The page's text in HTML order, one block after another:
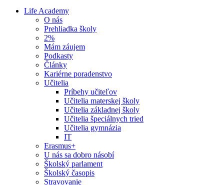
Life Academy
O nás
Prehliadka školy
2%
Mám záujem
Podkasty
Články
Kariérne poradenstvo
Učitelia
Príbehy učiteľov
Učitelia materskej školy
Učitelia základnej školy
Učitelia špeciálnych tried
Učitelia gymnázia
IT
Erasmus+
U nás sa dobro násobí
Školský parlament
Školský časopis
Stravovanie